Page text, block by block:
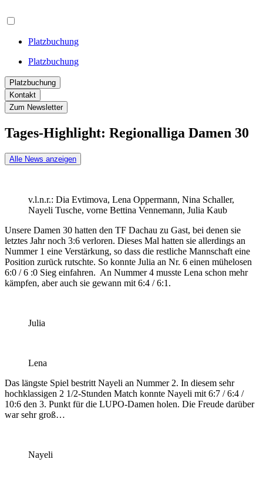
Platzbuchung
Platzbuchung
Platzbuchung
Kontakt
Zum Newsletter
Tages-Highlight: Regionalliga Damen 30
Alle News anzeigen
v.l.n.r.: Dia Evtimova, Lena Oppermann, Nina Schaller,
Nayeli Tusche, vorne Bettina Vennemann, Julia Kaub
Unsere Damen 30 hatten den TF Dachau zu Gast, bei denen sie
letztes Jahr noch 3:6 verloren. Dieses Mal hatten sie allerdings an
Nummer 1 eine Verstärkung, so dass die restliche Mannschaft eine
Position zurück rutschte. So konnte Julia an Nr. 6 einen mühelosen
6:0 / 6 :0 Sieg einfahren. An Nummer 4 musste Lena schon mehr
kämpfen, aber auch sie gewann mit 6:4 / 6:1.
Julia
Lena
Das längste Spiel bestritt Nayeli an Nummer 2. In diesem sehr
hochklassigen 2 1/2-Stunden Match konnte Nayeli mit 6:7 / 6:4 /
10:6 den 3. Punkt für die LUPO-Damen holen. Die Freude darüber
war sehr groß…
Nayeli